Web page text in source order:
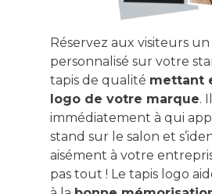
Réservez aux visiteurs un
personnalisé sur votre
tapis de qualité mettant
logo de votre marque.
immédiatement à qui
stand sur le salon et
aisément à votre
pas tout ! Le tapis logo